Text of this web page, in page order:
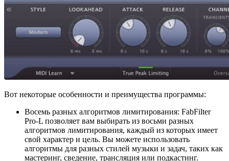
Вот некоторые особенности и преимущества программы:
Восемь разных алгоритмов лимитирования: FabFilter
Pro-L позволяет вам выбирать из восьми разных
алгоритмов лимитирования, каждый из которых имеет
свой характер и цель. Вы можете использовать
алгоритмы для разных стилей музыки и задач, таких как
мастеринг, сведение, трансляция или подкастинг.